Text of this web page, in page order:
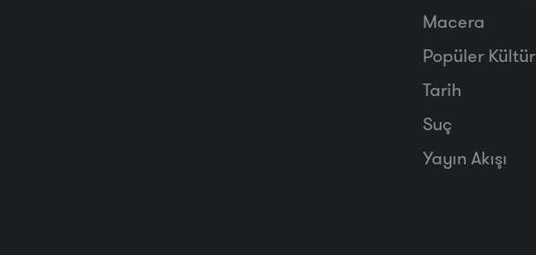
Macera
Popüler Kültür
Tarih
Suç
Yayın Akışı